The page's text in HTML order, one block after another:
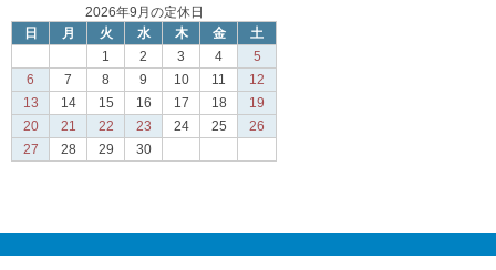
2026年9月の定休日
日
月 火 水 木 金
土
1
2 3 4
5
6
7 8 9 10 11
12
13
14 15 16 17 18
19
20
21 22 23 24 25
26
27
28 29 30